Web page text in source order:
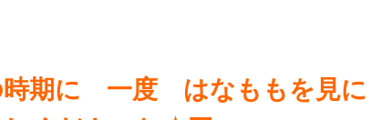
期に 一度 はなももを見に